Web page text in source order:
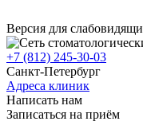
Версия для
+7 (812) 245-30-03
Санкт-Петербург
Адреса клиник
Написать нам
Записаться на приём